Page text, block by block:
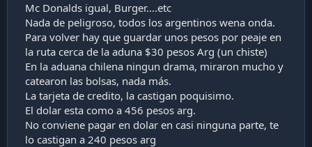
Mc Donalds igual, Burger....etc
Nada de peligroso, todos los argentinos wena onda.
Para volver hay que guardar unos pesos por peaje en
la ruta cerca de la aduna $30 pesos Arg (un chiste)
En la aduana chilena ningun drama, miraron mucho y
catearon las bolsas, nada más.
La tarjeta de credito, la castigan poquisimo.
El dolar esta como a 456 pesos arg.
No conviene pagar en dolar en casi ninguna parte, te
lo castigan a 240 pesos arg